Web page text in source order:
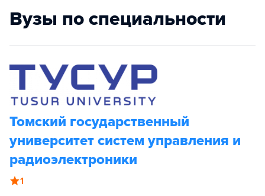
Вузы по специальности
Томский государственный
университет систем управления и
радиоэлектроники
1